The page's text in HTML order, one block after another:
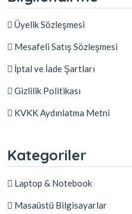
Üyelik Sözleşmesi
Mesafeli Satış Sözleşmesi
İptal ve İade Şartları
Gizlilik Politikası
KVKK Aydınlatma Metni
Kategoriler
Laptop & Notebook
Masaüstü Bilgisayarlar